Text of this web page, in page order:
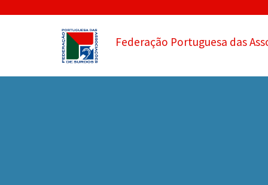
Federação Portuguesa das